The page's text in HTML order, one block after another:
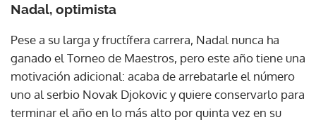
Nadal, optimista
Pese a su larga y fructífera carrera, Nadal nunca ha
ganado el Torneo de Maestros, pero este año tiene una
motivación adicional: acaba de arrebatarle el número
uno al serbio Novak Djokovic y quiere conservarlo para
terminar el año en lo más alto por quinta vez en su